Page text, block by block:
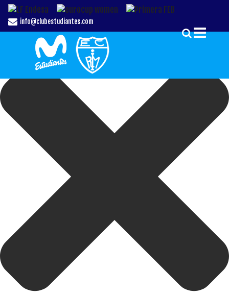
Gestionar el Consentimiento de las Cookies
info@clubestudiantes.com